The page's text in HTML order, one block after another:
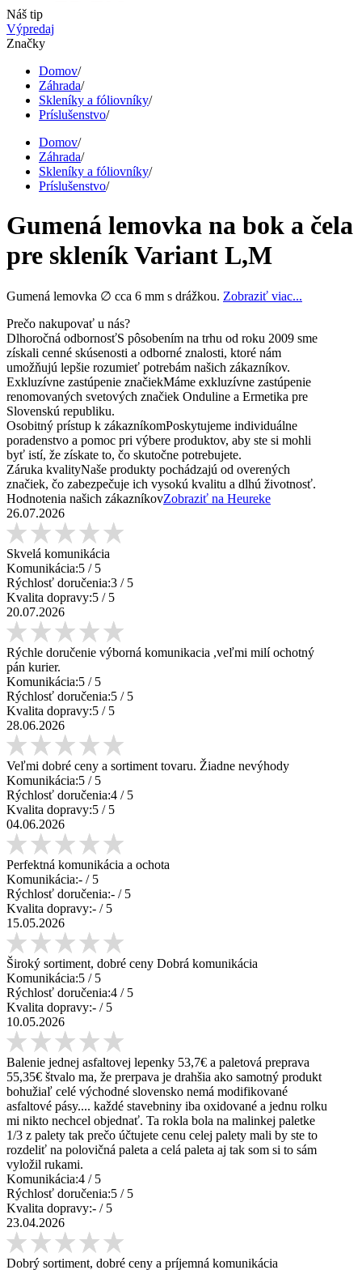
Náš tip
Výpredaj
Značky
Domov/
Záhrada/
Skleníky a fóliovníky/
Príslušenstvo/
Domov/
Záhrada/
Skleníky a fóliovníky/
Príslušenstvo/
Gumená lemovka na bok a čela
pre skleník Variant L,M
Gumená lemovka ∅ cca 6 mm s drážkou. Zobraziť viac...
Prečo nakupovať u nás?
Dlhoročná odbornosťS pôsobením na trhu od roku 2009 sme
získali cenné skúsenosti a odborné znalosti, ktoré nám
umožňujú lepšie rozumieť potrebám našich zákazníkov.
Exkluzívne zastúpenie značiekMáme exkluzívne zastúpenie
renomovaných svetových značiek Onduline a Ermetika pre
Slovenskú republiku.
Osobitný prístup k zákazníkomPoskytujeme individuálne
poradenstvo a pomoc pri výbere produktov, aby ste si mohli
byť istí, že získate to, čo skutočne potrebujete.
Záruka kvalityNaše produkty pochádzajú od overených
značiek, čo zabezpečuje ich vysokú kvalitu a dlhú životnosť.
Hodnotenia našich zákazníkovZobraziť na Heureke
26.07.2026
Skvelá komunikácia
Komunikácia:5 / 5
Rýchlosť doručenia:3 / 5
Kvalita dopravy:5 / 5
20.07.2026
Rýchle doručenie výborná komunikacia ,veľmi milí ochotný
pán kurier.
Komunikácia:5 / 5
Rýchlosť doručenia:5 / 5
Kvalita dopravy:5 / 5
28.06.2026
Veľmi dobré ceny a sortiment tovaru. Žiadne nevýhody
Komunikácia:5 / 5
Rýchlosť doručenia:4 / 5
Kvalita dopravy:5 / 5
04.06.2026
Perfektná komunikácia a ochota
Komunikácia:- / 5
Rýchlosť doručenia:- / 5
Kvalita dopravy:- / 5
15.05.2026
Široký sortiment, dobré ceny Dobrá komunikácia
Komunikácia:5 / 5
Rýchlosť doručenia:4 / 5
Kvalita dopravy:- / 5
10.05.2026
Balenie jednej asfaltovej lepenky 53,7€ a paletová preprava
55,35€ štvalo ma, že prerpava je drahšia ako samotný produkt
bohužiaľ celé východné slovensko nemá modifikované
asfaltové pásy.... každé stavebniny iba oxidované a jednu rolku
mi nikto nechcel objednať. Ta rokla bola na malinkej paletke
1/3 z palety tak prečo účtujete cenu celej palety mali by ste to
rozdeliť na polovičná paleta a celá paleta aj tak som si to sám
vyložil rukami.
Komunikácia:4 / 5
Rýchlosť doručenia:5 / 5
Kvalita dopravy:- / 5
23.04.2026
Dobrý sortiment, dobré ceny a príjemná komunikácia